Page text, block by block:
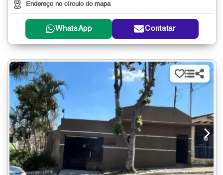
Endereço no círculo do mapa
WhatsApp Contatar